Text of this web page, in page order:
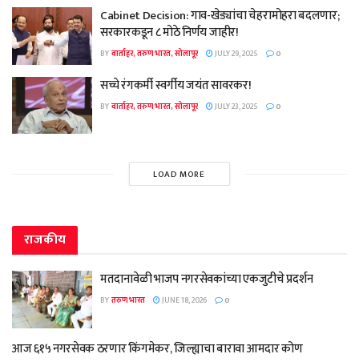
Cabinet Decision: गाव-खेड्यांचा चेहरामोहरा बदलणार;
सरकारकडून ८ मोठे निर्णय जाहीर!
BYवार्ताहर, तरुण भारत, सोलापूर JULY 29, 2025 0
सच्चे रंगकर्मी स्वर्गीय जयंत सावरकर!
BYवार्ताहर, तरुण भारत, सोलापूर JULY 23, 2025 0
LOAD MORE
राजकीय
मतदानावेळी भाजप नगरसेवकांच्या एकजुटीचे प्रदर्शन
BYतरुण भारत JUNE 18, 2026 0
आज ६१५ नगरसेवक ठरणार किंगमेकर, जिल्ह्याचा बारावा आमदार कोण